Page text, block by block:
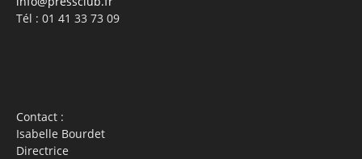
Tél : 01 41 33 73 09
Contact :
Isabelle Bourdet
Directrice